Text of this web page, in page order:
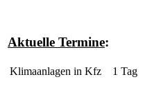
Aktuelle Termine:
Klimaanlagen in Kfz 1 Tag